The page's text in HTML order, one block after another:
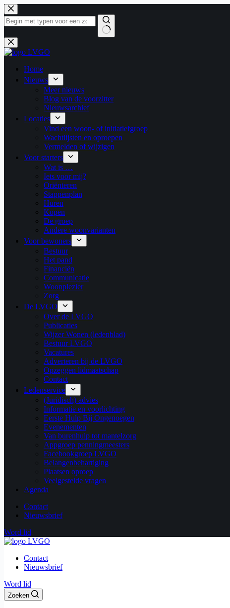
Ga
naar
de
Geen
resultaten
Home
Nieuws
Meer nieuws
Blog van de voorzitter
Nieuwsarchief
Locaties
Vind een woon- of initiatiefgroep
Wachtlijsten en oproepen
Vermelden of wijzigen
Voor starters
Wat is …
Iets voor mij?
Oriënteren
Stappenplan
Huren
Kopen
De groep
Andere woonvarianten
Voor bewoners
Bestuur
Het pand
Financiën
Communicatie
Woonplezier
Zorg
De LVGO
Over de LVGO
Publicaties
Wijzer Wonen (ledenblad)
Bestuur LVGO
Vacatures
Adverteren bij de LVGO
Opzeggen lidmaatschap
Contact
Ledenservice
(Juridisch) advies
Informatie en voorlichting
Eerste Hulp Bij Ongenoegen
Evenementen
Van burenhulp tot mantelzorg
Appgroep penningmeesters
Facebookgroep LVGO
Belangenbehartiging
Plaatsen oproep
Veelgestelde vragen
Agenda
Contact
Nieuwsbrief
Word lid
Contact
Nieuwsbrief
Word lid
Zoeken